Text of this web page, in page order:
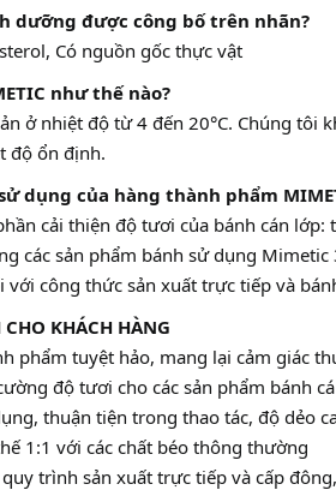
dưỡng được công bố trên nhãn?
Có nguồn gốc thực vật
như thế nào?
ở nhiệt độ từ 4 đến 20°C. Chúng tôi
độ ổn định.
dụng của hàng thành phẩm
cải thiện độ tươi của bánh cán
các sản phẩm bánh sử dụng
với công thức sản xuất trực tiếp và
KHÁCH HÀNG
phẩm tuyệt hảo, mang lại cảm giác
độ tươi cho các sản phẩm bánh
thuận tiện trong thao tác, độ dẻo
1:1 với các chất béo thông thường
trình sản xuất trực tiếp và cấp